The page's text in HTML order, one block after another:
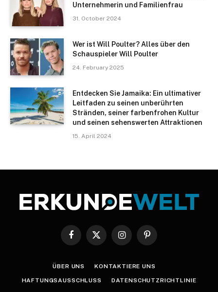
Unternehmerin und Familienfrau
31. October 2024
Wer ist Will Poulter? Alles über den
Schauspieler Will Poulter
24. February 2025
Entdecken Sie Jamaika: Ein ultimativer
Leitfaden zu seinen unberührten
Stränden, seiner farbenfrohen Kultur
und seinen sehenswerten Attraktionen
15. April 2024
Facebook
X
InstagramPinterest
ÜBER UNS KONTAKTIERE UNS
HAFTUNGSAUSSCHLUSS DATENSCHUTZRICHTLINIE